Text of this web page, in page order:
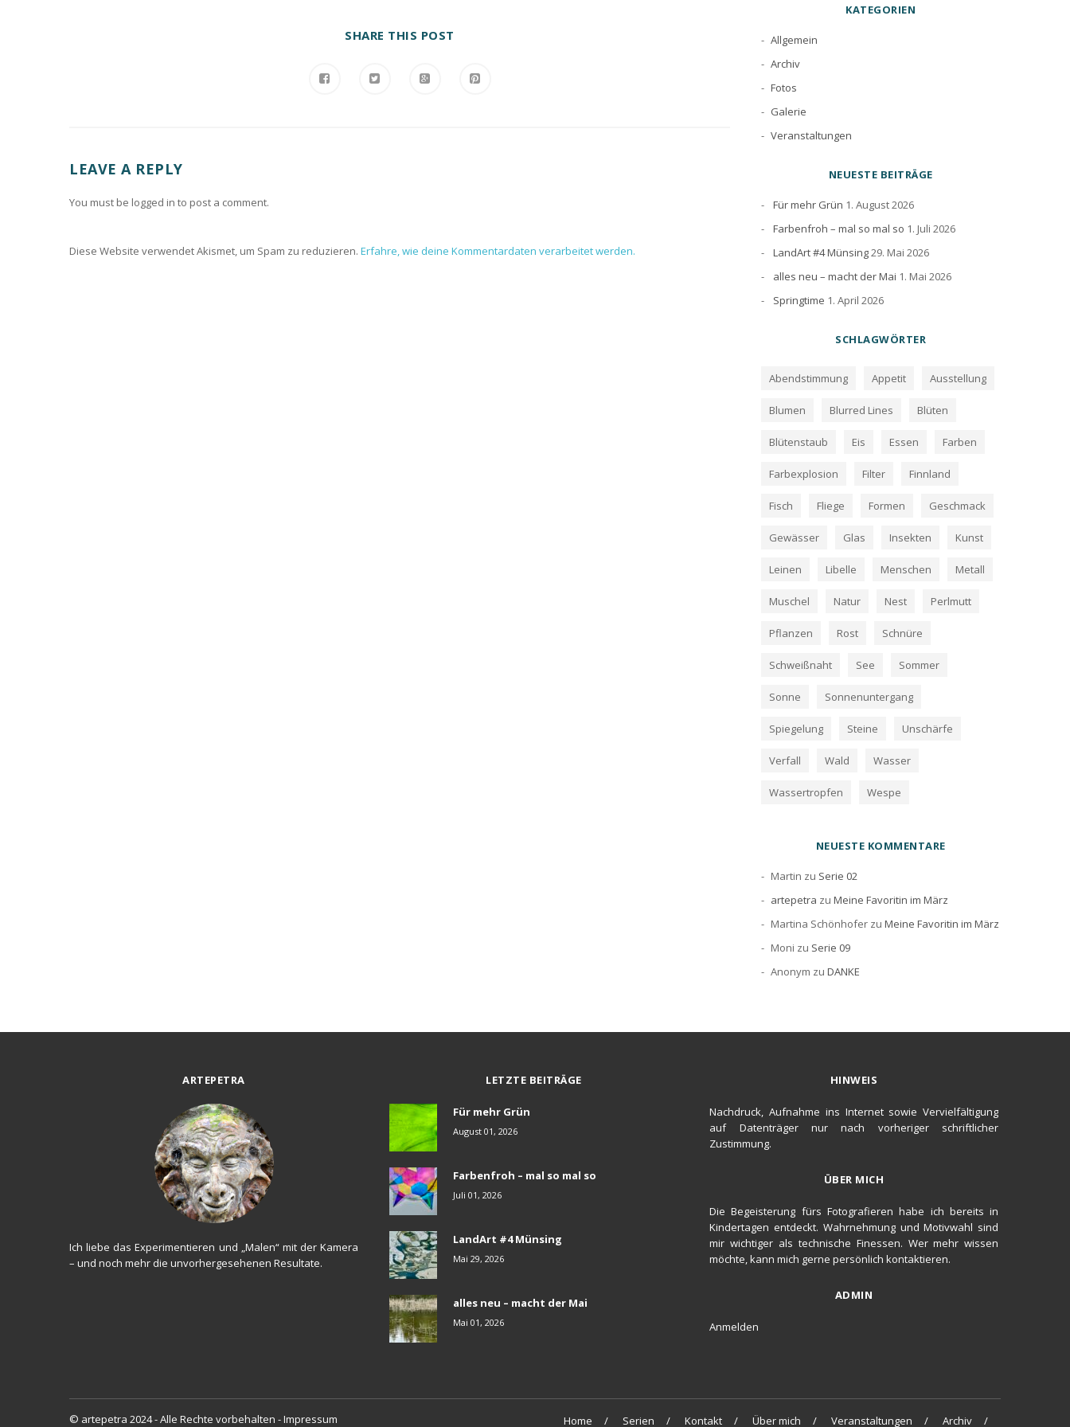
SHARE THIS POST
LEAVE A REPLY
You must be logged in to post a comment.
Diese Website verwendet Akismet, um Spam zu reduzieren. Erfahre, wie deine Kommentardaten verarbeitet werden.
KATEGORIEN
Allgemein
Archiv
Fotos
Galerie
Veranstaltungen
NEUESTE BEITRÄGE
Für mehr Grün 1. August 2026
Farbenfroh – mal so mal so 1. Juli 2026
LandArt #4 Münsing29. Mai 2026
alles neu – macht der Mai 1. Mai 2026
Springtime 1. April 2026
SCHLAGWÖRTER
Abendstimmung Appetit Ausstellung
Blumen Blurred Lines Blüten
Blütenstaub Eis Essen Farben
Farbexplosion Filter Finnland
Fisch Fliege Formen Geschmack
Gewässer Glas Insekten Kunst
Leinen Libelle Menschen Metall
Muschel Natur Nest Perlmutt
Pflanzen Rost Schnüre
Schweißnaht See Sommer
Sonne Sonnenuntergang
Spiegelung Steine Unschärfe
Verfall Wald Wasser
Wassertropfen Wespe
NEUESTE KOMMENTARE
Martin zu Serie 02
artepetra zu Meine Favoritin im März
Martina Schönhofer zu Meine Favoritin im März
Moni zu Serie 09
Anonym zu DANKE
ARTEPETRA
Ich liebe das Experimentieren und „Malen“ mit der Kamera
– und noch mehr die unvorhergesehenen Resultate.
LETZTE BEITRÄGE
Für mehr Grün
August 01, 2026
Farbenfroh – mal so mal so
Juli 01, 2026
LandArt #4 Münsing
Mai 29, 2026
alles neu – macht der Mai
Mai 01, 2026
HINWEIS
Nachdruck, Aufnahme ins Internet sowie Vervielfältigung
auf Datenträger nur nach vorheriger schriftlicher
Zustimmung.
ÜBER MICH
Die Begeisterung fürs Fotografieren habe ich bereits in
Kindertagen entdeckt. Wahrnehmung und Motivwahl sind
mir wichtiger als technische Finessen. Wer mehr wissen
möchte, kann mich gerne persönlich kontaktieren.
ADMIN
Anmelden
© artepetra 2024 - Alle Rechte vorbehalten -Impressum Home Serien Kontakt Über mich Veranstaltungen Archiv